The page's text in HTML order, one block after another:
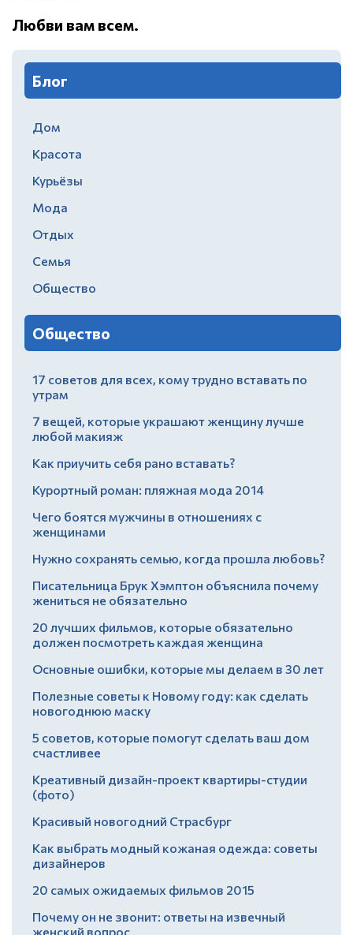
Любви вам всем.
Блог
Дом
Красота
Курьёзы
Мода
Отдых
Семья
Общество
Общество
17 советов для всех, кому трудно вставать по
утрам
7 вещей, которые украшают женщину лучше
любой макияж
Как приучить себя рано вставать?
Курортный роман: пляжная мода 2014
Чего боятся мужчины в отношениях с
женщинами
Нужно сохранять семью, когда прошла любовь?
Писательница Брук Хэмптон объяснила почему
жениться не обязательно
20 лучших фильмов, которые обязательно
должен посмотреть каждая женщина
Основные ошибки, которые мы делаем в 30 лет
Полезные советы к Новому году: как сделать
новогоднюю маску
5 советов, которые помогут сделать ваш дом
счастливее
Креативный дизайн-проект квартиры-студии
(фото)
Красивый новогодний Страсбург
Как выбрать модный кожаная одежда: советы
дизайнеров
20 самых ожидаемых фильмов 2015
Почему он не звонит: ответы на извечный
женский вопрос